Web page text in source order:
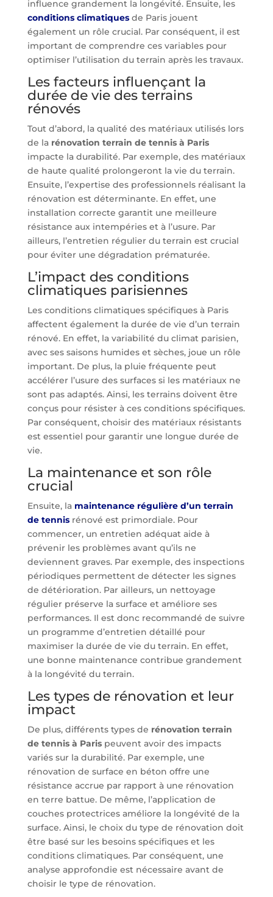
influence grandement la longévité. Ensuite, les
conditions climatiques de Paris jouent
également un rôle crucial. Par conséquent, il est
important de comprendre ces variables pour
optimiser l’utilisation du terrain après les travaux.
Les facteurs influençant la
durée de vie des terrains
rénovés
Tout d’abord, la qualité des matériaux utilisés lors
de la rénovation terrain de tennis à Paris
impacte la durabilité. Par exemple, des matériaux
de haute qualité prolongeront la vie du terrain.
Ensuite, l’expertise des professionnels réalisant la
rénovation est déterminante. En effet, une
installation correcte garantit une meilleure
résistance aux intempéries et à l’usure. Par
ailleurs, l’entretien régulier du terrain est crucial
pour éviter une dégradation prématurée.
L’impact des conditions
climatiques parisiennes
Les conditions climatiques spécifiques à Paris
affectent également la durée de vie d’un terrain
rénové. En effet, la variabilité du climat parisien,
avec ses saisons humides et sèches, joue un rôle
important. De plus, la pluie fréquente peut
accélérer l’usure des surfaces si les matériaux ne
sont pas adaptés. Ainsi, les terrains doivent être
conçus pour résister à ces conditions spécifiques.
Par conséquent, choisir des matériaux résistants
est essentiel pour garantir une longue durée de
vie.
La maintenance et son rôle
crucial
Ensuite, la maintenance régulière d’un terrain
de tennis rénové est primordiale. Pour
commencer, un entretien adéquat aide à
prévenir les problèmes avant qu’ils ne
deviennent graves. Par exemple, des inspections
périodiques permettent de détecter les signes
de détérioration. Par ailleurs, un nettoyage
régulier préserve la surface et améliore ses
performances. Il est donc recommandé de suivre
un programme d’entretien détaillé pour
maximiser la durée de vie du terrain. En effet,
une bonne maintenance contribue grandement
à la longévité du terrain.
Les types de rénovation et leur
impact
De plus, différents types de rénovation terrain
de tennis à Parispeuvent avoir des impacts
variés sur la durabilité. Par exemple, une
rénovation de surface en béton offre une
résistance accrue par rapport à une rénovation
en terre battue. De même, l’application de
couches protectrices améliore la longévité de la
surface. Ainsi, le choix du type de rénovation doit
être basé sur les besoins spécifiques et les
conditions climatiques. Par conséquent, une
analyse approfondie est nécessaire avant de
choisir le type de rénovation.